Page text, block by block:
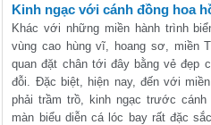
Kinh ngạc với cánh đồng hoa
Khác với những miền hành trình
vùng cao hùng vĩ, hoang sơ, miền
quan đặt chân tới đây bằng vẻ đẹp
đỗi. Đặc biệt, hiện nay, đến với
phải trầm trồ, kinh ngạc trước
màn biểu diễn cá lóc bay rất đặc